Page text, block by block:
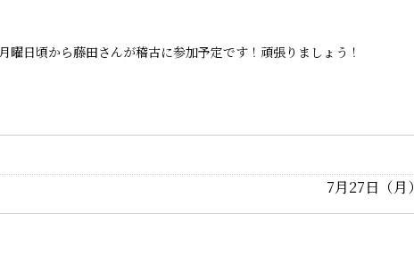
日頃から藤田さんが稽古に参加予定です！頑張りましょう！
7月27日（月）